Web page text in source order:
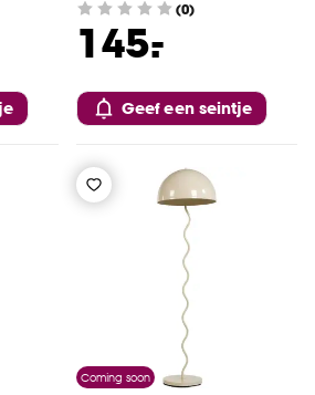
(0)
145.
-
Geef een seintje
Coming soon